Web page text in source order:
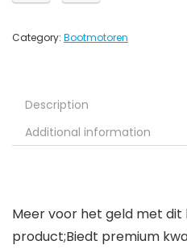
Category: Bootmotoren
Description
Additional information
Meer voor het geld met dit
product;Biedt premium